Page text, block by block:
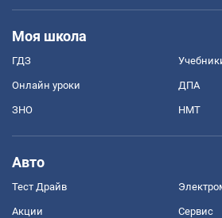
Моя школа
ГДЗ
Онлайн уроки ДПА
ЗНО НМТ
Авто
Тест Драйв
Акции Сервис